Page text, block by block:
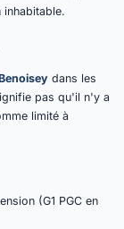
dans les
pas qu'il n'y a
limité à
(G1 PGC en